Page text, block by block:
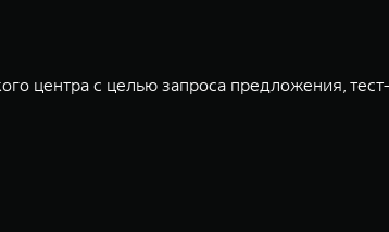
центра с целью запроса предложения,